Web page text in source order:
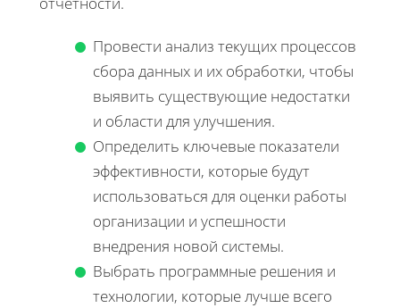
Провести анализ текущих процессов
сбора данных и их обработки, чтобы
выявить существующие недостатки
и области для улучшения.
Определить ключевые показатели
эффективности, которые будут
использоваться для оценки работы
организации и успешности
внедрения новой системы.
Выбрать программные решения и
технологии, которые лучше всего